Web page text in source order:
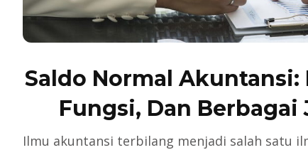
Saldo Normal
Fungsi, Dan Berbagai
Ilmu akuntansi terbilang menjadi salah satu